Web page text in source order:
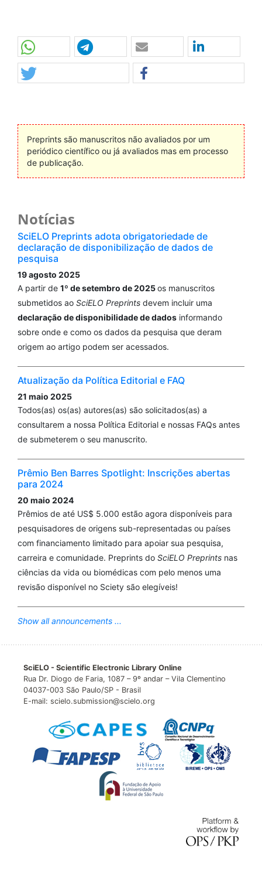
Preprints são manuscritos não avaliados por um
periódico científico ou já avaliados mas em processo
de publicação.
Notícias
SciELO Preprints adota obrigatoriedade de
declaração de disponibilização de dados de
pesquisa
19 agosto 2025
A partir de 1º de setembro de 2025os manuscritos
submetidos ao SciELO Preprints devem incluir uma
declaração de disponibilidade de dados informando
sobre onde e como os dados da pesquisa que deram
origem ao artigo podem ser acessados.
Atualização da Política Editorial e FAQ
21 maio 2025
Todos(as) os(as) autores(as) são solicitados(as) a
consultarem a nossa Política Editorial e nossas FAQs antes
de submeterem o seu manuscrito.
Prêmio Ben Barres Spotlight: Inscrições abertas
para 2024
20 maio 2024
Prêmios de até US$ 5.000 estão agora disponíveis para
pesquisadores de origens sub-representadas ou países
com financiamento limitado para apoiar sua pesquisa,
carreira e comunidade. Preprints do SciELO Preprints nas
ciências da vida ou biomédicas com pelo menos uma
revisão disponível no Sciety são elegíveis!
Show all announcements ...
SciELO - Scientific Electronic Library Online
Rua Dr. Diogo de Faria, 1087 – 9º andar – Vila Clementino
04037-003 São Paulo/SP - Brasil
E-mail: scielo.submission@scielo.org